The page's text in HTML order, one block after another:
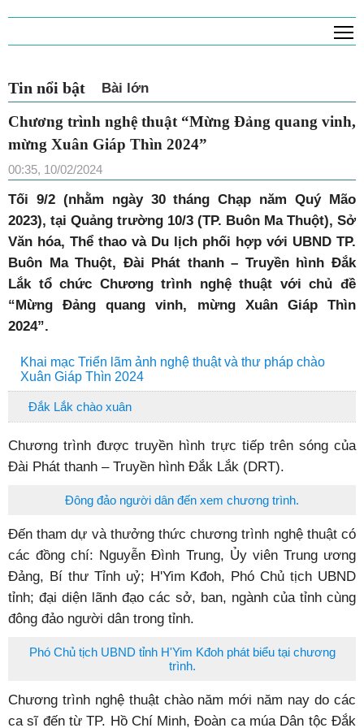
Tin nổi bật Bài lớn
Chương trình nghệ thuật “Mừng Đảng quang vinh,
mừng Xuân Giáp Thìn 2024”
00:35, 10/02/2024
Tối 9/2 (nhằm ngày 30 tháng Chạp năm Quý Mão
2023), tại Quảng trường 10/3 (TP. Buôn Ma Thuột), Sở
Văn hóa, Thể thao và Du lịch phối hợp với UBND TP.
Buôn Ma Thuột, Đài Phát thanh – Truyền hình Đắk
Lắk tổ chức Chương trình nghệ thuật với chủ đề
“Mừng Đảng quang vinh, mừng Xuân Giáp Thìn
2024”.
Khai mạc Triển lãm ảnh nghệ thuật và thư pháp chào
Xuân Giáp Thìn 2024
Đắk Lắk chào xuân
Chương trình được truyền hình trực tiếp trên sóng của
Đài Phát thanh – Truyền hình Đắk Lắk (DRT).
Đông đảo người dân đến xem chương trình.
Đến tham dự và thưởng thức chương trình nghệ thuật có
các đồng chí: Nguyễn Đình Trung, Ủy viên Trung ương
Đảng, Bí thư Tỉnh uỷ; H'Yim Kđoh, Phó Chủ tịch UBND
tỉnh; đại diện lãnh đạo các sở, ban, ngành của tỉnh cùng
đông đảo người dân trong tỉnh.
Phó Chủ tịch UBND tỉnh H'Yim Kđoh phát biểu tại chương
trình.
Chương trình nghệ thuật chào năm mới năm nay do các
ca sĩ đến từ TP. Hồ Chí Minh, Đoàn ca múa Dân tộc Đắk